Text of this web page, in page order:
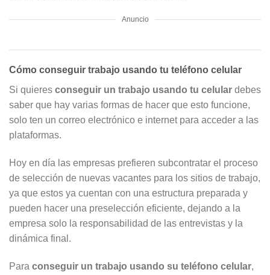
Anuncio
Cómo conseguir trabajo usando tu teléfono celular
Si quieres conseguir un trabajo usando tu celular debes
saber que hay varias formas de hacer que esto funcione,
solo ten un correo electrónico e internet para acceder a las
plataformas.
Hoy en día las empresas prefieren subcontratar el proceso
de selección de nuevas vacantes para los sitios de trabajo,
ya que estos ya cuentan con una estructura preparada y
pueden hacer una preselección eficiente, dejando a la
empresa solo la responsabilidad de las entrevistas y la
dinámica final.
Para conseguir un trabajo usando su teléfono celular,